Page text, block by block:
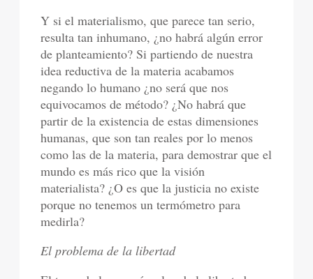
Y si el materialismo, que parece tan serio,
resulta tan inhumano, ¿no habrá algún error
de planteamiento? Si partiendo de nuestra
idea reductiva de la materia acabamos
negando lo humano ¿no será que nos
equivocamos de método? ¿No habrá que
partir de la existencia de estas dimensiones
humanas, que son tan reales por lo menos
como las de la materia, para demostrar que el
mundo es más rico que la visión
materialista? ¿O es que la justicia no existe
porque no tenemos un termómetro para
medirla?
El problema de la libertad